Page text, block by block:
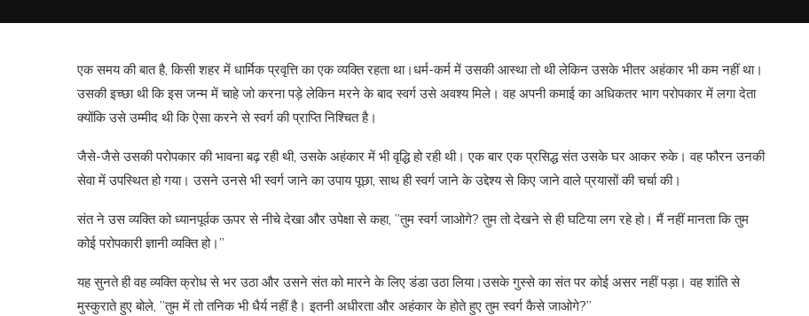
एक समय की बात है, किसी शहर में धार्मिक प्रवृत्ति का एक व्यक्ति रहता था।धर्म-कर्म में उसकी आस्था तो थी लेकिन उसके भीतर अहंकार भी कम नहीं था।
उसकी इच्छा थी कि इस जन्म में चाहे जो करना पड़े लेकिन मरने के बाद स्वर्ग उसे अवश्य मिले। वह अपनी कमाई का अधिकतर भाग परोपकार में लगा देता
क्योंकि उसे उम्मीद थी कि ऐसा करने से स्वर्ग की प्राप्ति निश्चित है।
जैसे-जैसे उसकी परोपकार की भावना बढ़ रही थी, उसके अहंकार में भी वृद्धि हो रही थी। एक बार एक प्रसिद्ध संत उसके घर आकर रुके। वह फौरन उनकी
सेवा में उपस्थित हो गया। उसने उनसे भी स्वर्ग जाने का उपाय पूछा, साथ ही स्वर्ग जाने के उद्देश्य से किए जाने वाले प्रयासों की चर्चा की।
संत ने उस व्यक्ति को ध्यानपूर्वक ऊपर से नीचे देखा और उपेक्षा से कहा, ”तुम स्वर्ग जाओगे? तुम तो देखने से ही घटिया लग रहे हो। मैं नहीं मानता कि तुम
कोई परोपकारी ज्ञानी व्यक्ति हो।”
यह सुनते ही वह व्यक्ति क्रोध से भर उठा और उसने संत को मारने के लिए डंडा उठा लिया।उसके गुस्से का संत पर कोई असर नहीं पड़ा। वह शांति से
मुस्कुराते हुए बोले, ”तुम में तो तनिक भी धैर्य नहीं है। इतनी अधीरता और अहंकार के होते हुए तुम स्वर्ग कैसे जाओगे?”